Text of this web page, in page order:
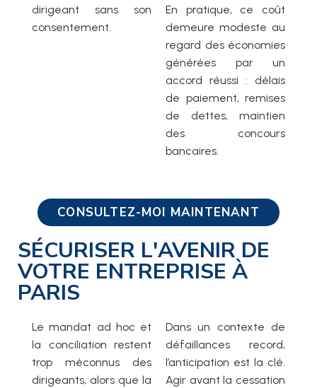
dirigeant sans son
consentement.
En pratique, ce coût
demeure modeste au
regard des économies
générées par un
accord réussi : délais
de paiement, remises
de dettes, maintien
des concours
bancaires.
CONSULTEZ-MOI MAINTENANT
SÉCURISER L'AVENIR DE
VOTRE ENTREPRISE À
PARIS
Le mandat ad hoc et
la conciliation restent
trop méconnus des
dirigeants, alors que la
Dans un contexte de
défaillances record,
l’anticipation est la clé.
Agir avant la cessation